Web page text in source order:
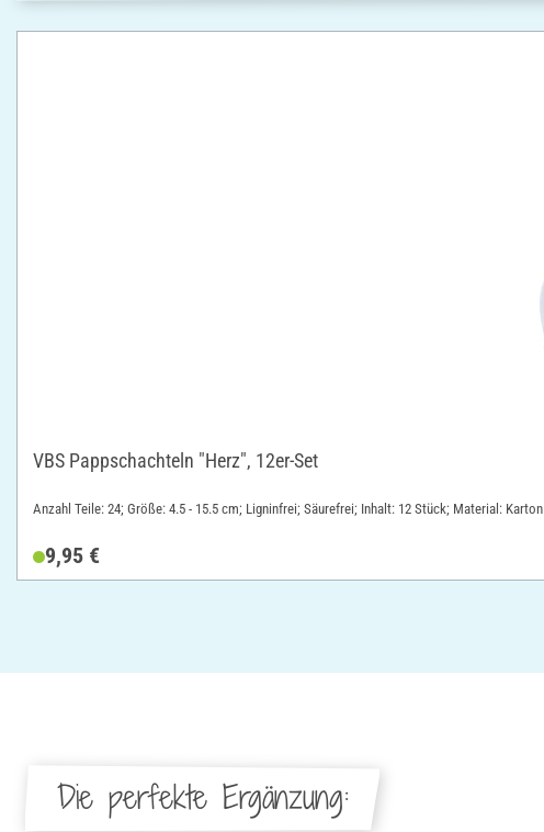
VBS Pappschachteln "Herz", 12er-Set
Anzahl Teile: 24; Größe: 4.5 - 15.5 cm; Ligninfrei; Säurefrei; Inhalt: 12 Stück; Material: Karton
9,95 €
Die perfekte Ergänzung: